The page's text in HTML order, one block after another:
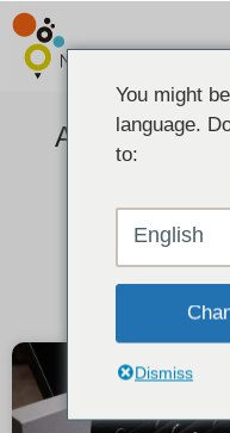
Aviso del
Internet de
You might
language.
to:
English
Dismiss